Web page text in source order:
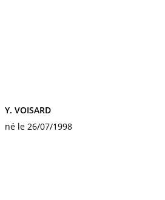
Y. VOISARD
né le 26/07/1998